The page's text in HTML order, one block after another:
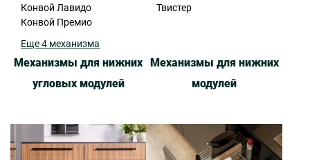
Конвой Лавидо
Конвой Премио
Еще 4 механизма
Твистер
Механизмы для нижних
угловых модулей
Механизмы для нижних
модулей